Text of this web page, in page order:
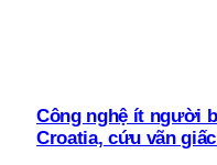
Công nghệ ít người
Croatia, cứu vãn